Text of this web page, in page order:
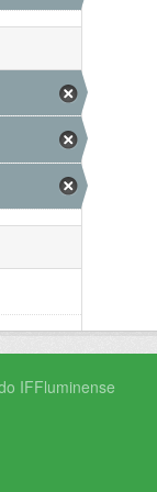
IFFluminense